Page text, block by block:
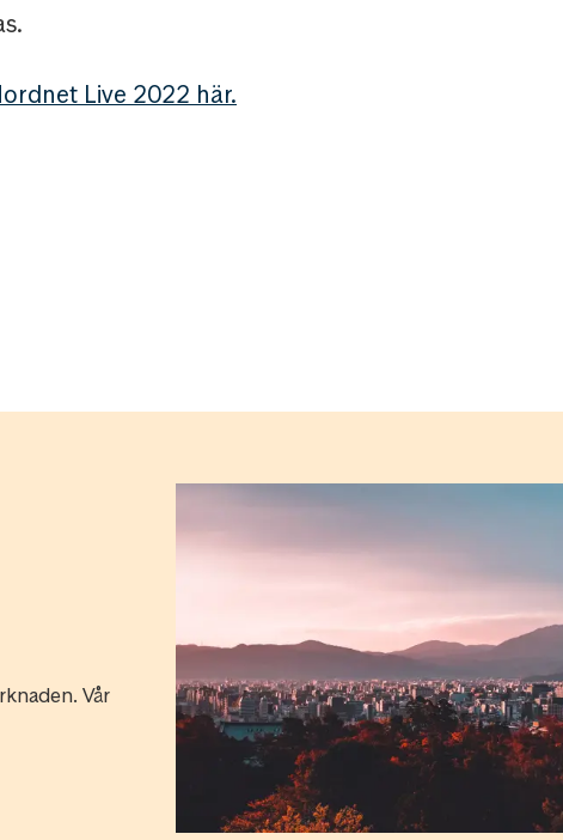
Live 2022 här.
Vår